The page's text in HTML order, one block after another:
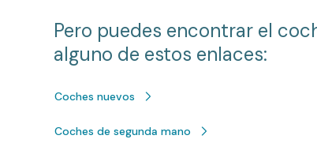
Pero puedes encontrar el
alguno de estos enlaces:
Coches nuevos
Coches de segunda mano